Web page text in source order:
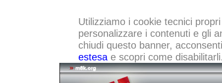
Utilizziamo i cookie tecnici
personalizzare i contenuti e gli
chiudi questo banner,
estesae scopri come